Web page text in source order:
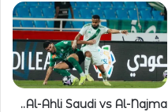
Al-Ahli Saudi vs Al-Najma..